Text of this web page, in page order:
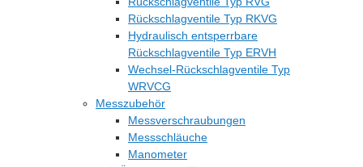
Rückschlagventile Typ RKVG
Hydraulisch entsperrbare
Rückschlagventile Typ ERVH
Wechsel-Rückschlagventile Typ
WRVCG
Messzubehör
Messverschraubungen
Messschläuche
Manometer